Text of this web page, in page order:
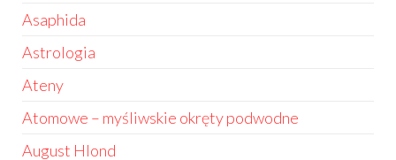
Asaphida
Astrologia
Ateny
Atomowe – myśliwskie okręty podwodne
August Hlond